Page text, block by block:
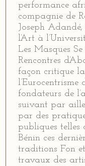
performance
compagnie de
Joseph
l’Art à
Les Masques
Rencontres
façon critique
l’Eurocentrisme
fondateurs de
suivant par
par des
publiques telles
Bénin ces
traditions Fon
travaux des